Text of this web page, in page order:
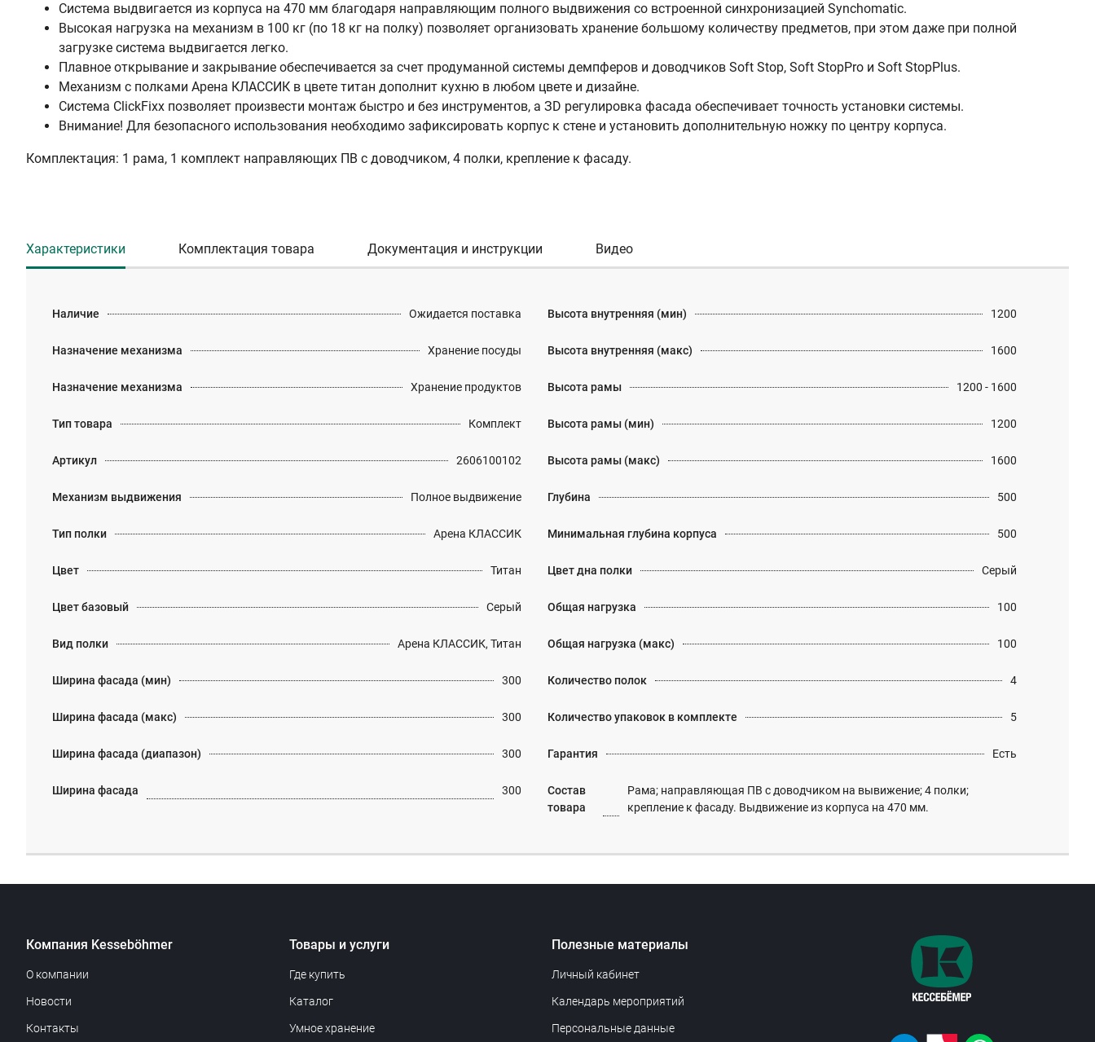
Система выдвигается из корпуса на 470 мм благодаря направляющим полного выдвижения со встроенной синхронизацией Synchomatic.
Высокая нагрузка на механизм в 100 кг (по 18 кг на полку) позволяет организовать хранение большому количеству предметов, при этом даже при полной
загрузке система выдвигается легко.
Плавное открывание и закрывание обеспечивается за счет продуманной системы демпферов и доводчиков Soft Stop, Soft StopPro и Soft StopPlus.
Механизм с полками Арена КЛАССИК в цвете титан дополнит кухню в любом цвете и дизайне.
Система ClickFixx позволяет произвести монтаж быстро и без инструментов, а ЗD регулировка фасада обеспечивает точность установки системы.
Внимание! Для безопасного использования необходимо зафиксировать корпус к стене и установить дополнительную ножку по центру корпуса.
Комплектация: 1 рама, 1 комплект направляющих ПВ с доводчиком, 4 полки, крепление к фасаду.
Характеристики Комплектация товара Документация и инструкции Видео
Наличие Ожидается поставка
Назначение механизма Хранение посуды
Назначение механизма Хранение продуктов
Тип товара Комплект
Артикул 2606100102
Механизм выдвижения Полное выдвижение
Тип полки Арена КЛАССИК
Цвет Титан
Цвет базовый Серый
Вид полки Арена КЛАССИК, Титан
Ширина фасада (мин) 300
Ширина фасада (макс) 300
Ширина фасада (диапазон) 300
Ширина фасада 300
Высота внутренняя (мин) 1200
Высота внутренняя (макс) 1600
Высота рамы 1200 - 1600
Высота рамы (мин) 1200
Высота рамы (макс) 1600
Глубина 500
Минимальная глубина корпуса 500
Цвет дна полки Серый
Общая нагрузка 100
Общая нагрузка (макс) 100
Количество полок 4
Количество упаковок в комплекте 5
Гарантия Есть
Состав
товара
Рама; направляющая ПВ с доводчиком на вывижение; 4 полки;
крепление к фасаду. Выдвижение из корпуса на 470 мм.
Компания Kesseböhmer
О компании
Новости
Контакты
Товары и услуги
Где купить
Каталог
Умное хранение
Полезные материалы
Личный кабинет
Календарь мероприятий
Персональные данные